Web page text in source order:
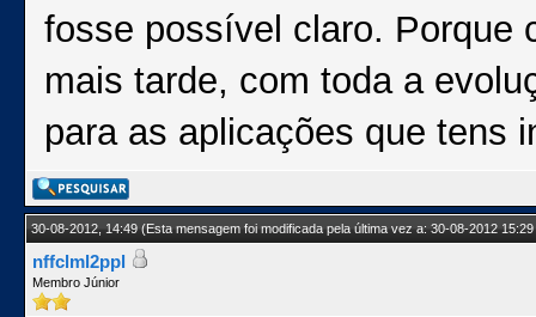
fosse possível claro. Porque
mais tarde, com toda a
para as aplicações que tens
30-08-2012, 14:49(Esta mensagem foi modificada pela última vez a: 30-08-2012
nffclml2ppl
Membro Júnior